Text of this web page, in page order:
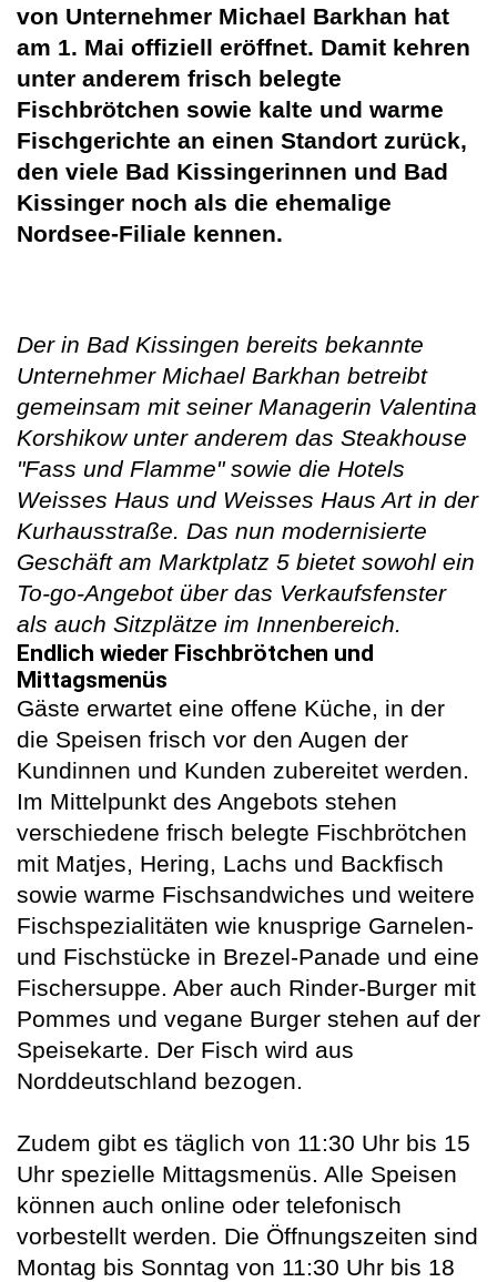
von Unternehmer Michael Barkhan hat
am 1. Mai offiziell eröffnet. Damit kehren
unter anderem frisch belegte
Fischbrötchen sowie kalte und warme
Fischgerichte an einen Standort zurück,
den viele Bad Kissingerinnen und Bad
Kissinger noch als die ehemalige
Nordsee-Filiale kennen.
Der in Bad Kissingen bereits bekannte
Unternehmer Michael Barkhan betreibt
gemeinsam mit seiner Managerin Valentina
Korshikow unter anderem das Steakhouse
"Fass und Flamme" sowie die Hotels
Weisses Haus und Weisses Haus Art in der
Kurhausstraße. Das nun modernisierte
Geschäft am Marktplatz 5 bietet sowohl ein
To-go-Angebot über das Verkaufsfenster
als auch Sitzplätze im Innenbereich.
Endlich wieder Fischbrötchen und
Mittagsmenüs
Gäste erwartet eine offene Küche, in der
die Speisen frisch vor den Augen der
Kundinnen und Kunden zubereitet werden.
Im Mittelpunkt des Angebots stehen
verschiedene frisch belegte Fischbrötchen
mit Matjes, Hering, Lachs und Backfisch
sowie warme Fischsandwiches und weitere
Fischspezialitäten wie knusprige Garnelen-
und Fischstücke in Brezel-Panade und eine
Fischersuppe. Aber auch Rinder-Burger mit
Pommes und vegane Burger stehen auf der
Speisekarte. Der Fisch wird aus
Norddeutschland bezogen.
Zudem gibt es täglich von 11:30 Uhr bis 15
Uhr spezielle Mittagsmenüs. Alle Speisen
können auch online oder telefonisch
vorbestellt werden. Die Öffnungszeiten sind
Montag bis Sonntag von 11:30 Uhr bis 18